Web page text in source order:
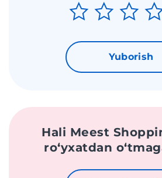
Yuborish
Hali Meest
roʻyxatdan